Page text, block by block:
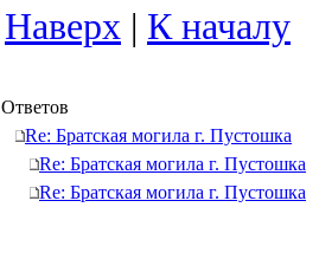
Наверх | К началу
Ответов
Re: Братская могила г. Пустошка
Re: Братская могила г. Пустошка
Re: Братская могила г. Пустошка